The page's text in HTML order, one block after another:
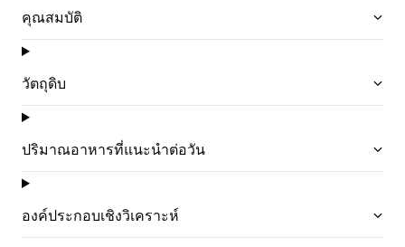
คุณสมบัติ
วัตถุดิบ
ปริมาณอาหารที่แนะนำต่อวัน
องค์ประกอบเชิงวิเคราะห์